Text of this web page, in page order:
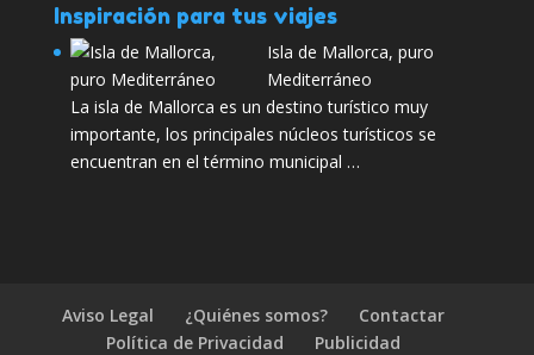
Inspiración para tus viajes
Isla de Mallorca, puro
Mediterráneo
La isla de Mallorca es un destino turístico muy
importante, los principales núcleos turísticos se
encuentran en el término municipal …
Aviso Legal ¿Quiénes somos?
Contactar
Política de Privacidad
Publicidad